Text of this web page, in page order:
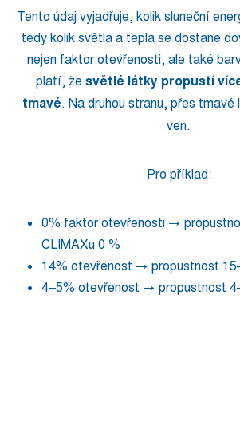
Tento údaj vyjadřuje, kolik sluneční
tedy kolik světla a tepla se dostane
nejen faktor otevřenosti, ale také
platí, že světlé látky propustí
tmavé. Na druhou stranu, přes
ven.
Pro příklad:
0% faktor otevřenosti →
CLIMAXu 0 %
14% otevřenost → propustnost
4–5% otevřenost → propustnost